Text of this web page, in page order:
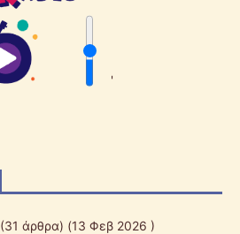
'
(31 άρθρα) (13 Φεβ 2026 )